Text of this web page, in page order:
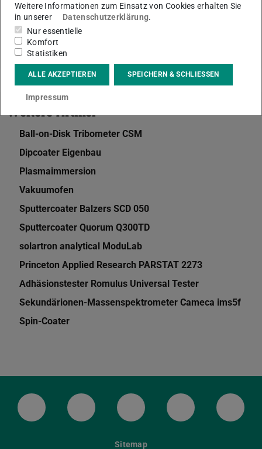
Themen
Material Analytik (MA)
Weitere Artikel
Ball-on-Disk Tribometer CSM
Dipcoater Eigenbau
Plasmaimmersion
Vakuumofen
Sputtercoater Balzers SCD 050
Sputtercoater Quorum Q300TD
solartron analytical ModuLab
Princeton Applied Research PARSTAT 2273
Adhäsionstester Romulus Universal Tester
Sekundärionen-Massenspektrometer Cameca ims5f
Spin-Coater
LinkedIn-Seite der TU Darmstadt
Instagram-Kanal der TU
Bluesky-Kanal der TU
Facebook-
Sitemap
Weitere Informationen zum Einsatz von Cookies erhalten Sie
in unserer
Datenschutzerklärung.
Nur essentielle
Komfort
Statistiken
ALLE AKZEPTIEREN SPEICHERN & SCHLIESSEN
Impressum